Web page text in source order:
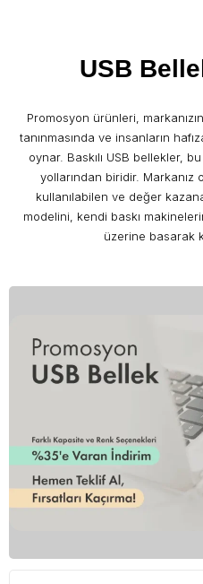
USB
Promosyon ürünleri,
tanınmasında ve insanların
oynar. Baskılı USB bellekler,
yollarından biridir.
kullanılabilen ve değer
modelini, kendi baskı
üzerine basarak